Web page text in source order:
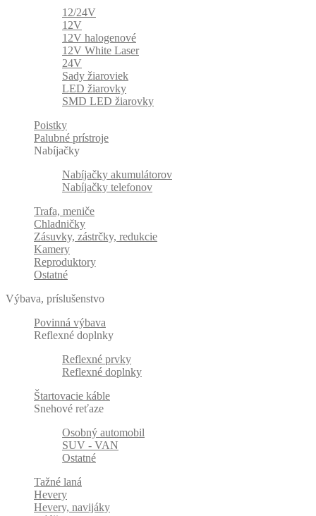
12/24V
12V
12V halogenové
12V White Laser
24V
Sady žiaroviek
LED žiarovky
SMD LED žiarovky
Poistky
Palubné prístroje
Nabíjačky
Nabíjačky akumulátorov
Nabíjačky telefonov
Trafa, meniče
Chladničky
Zásuvky, zástrčky, redukcie
Kamery
Reproduktory
Ostatné
Výbava, príslušenstvo
Povinná výbava
Reflexné doplnky
Reflexné prvky
Reflexné doplnky
Štartovacie káble
Snehové reťaze
Osobný automobil
SUV - VAN
Ostatné
Tažné laná
Hevery
Hevery, navijáky